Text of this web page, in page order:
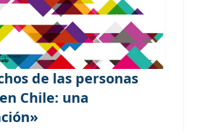
de las personas
Chile: una